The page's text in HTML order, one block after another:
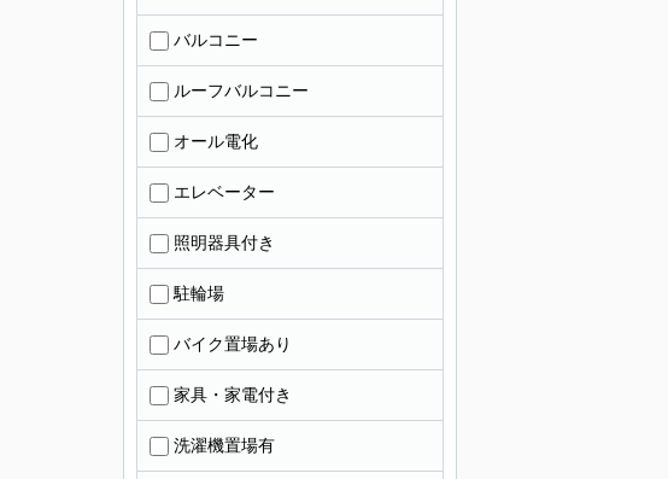
バルコニー
ルーフバルコニー
オール電化
エレベーター
照明器具付き
駐輪場
バイク置場あり
家具・家電付き
洗濯機置場有